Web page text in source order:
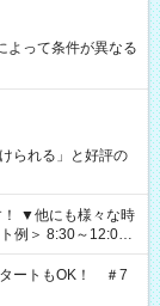
よって条件が異なる
られる」と好評の
例＞ 8:30～12:00
など
ートもOK！ ＃7